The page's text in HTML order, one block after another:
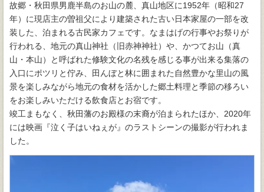
故郷・秋田県男鹿半島のお山の麓、真山地区に1952年（昭和27
年）に現店主の曽祖父により建築された古い日本家屋の一部を改
装した、泊まれる古民家カフェです。なまはげの行事やお祭りが
行われる、地元の真山神社（旧赤神神社）や、かつてお山（真
山・本山）と呼ばれた修験文化の名残を感じる事が出来る集落の
入口にポツリと佇み、田んぼと林に囲まれた自然豊かな里山の風
景を楽しみながら地元の食材を活かした郷土料理と季節の移ろい
をお楽しみいただける飲食店とお宿です。
竣工まもなく、秋田藩のお殿様の末裔が泊まられたほか、2020年
には映画『泣く子はいねぇが』のラストシーンの撮影が行われま
した。